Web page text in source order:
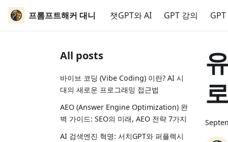
프롬프트해커 대니 챗GPT와 AI GPT 강의
All posts
바이브 코딩 (Vibe Coding) 이란? AI 시
대의 새로운 프로그래밍 접근법
AEO (Answer Engine Optimization) 완
벽 가이드: SEO의 미래, AEO 전략 7가지
AI 검색엔진 혁명: 서치GPT와 퍼플렉시